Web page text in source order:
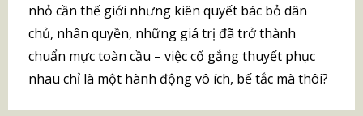
nhỏ cần thế giới nhưng kiên quyết bác bỏ dân
chủ, nhân quyền, những giá trị đã trở thành
chuẩn mực toàn cầu – việc cố gắng thuyết phục
nhau chỉ là một hành động vô ích, bế tắc mà thôi?